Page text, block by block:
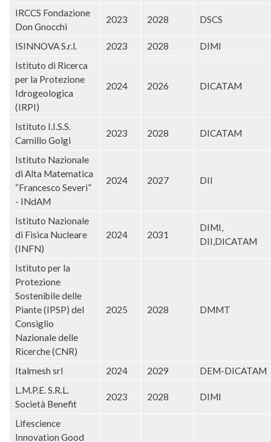
IRCCS Fondazione
Don Gnocchi
2023 2028 DSCS
ISINNOVA S.r.l. 2023 2028
DIMI
Istituto di Ricerca
per la Protezione
Idrogeologica
(IRPI)
2024 2026 DICATAM
Istituto I.I.S.S.
Camillo Golgi
2023 2028 DICATAM
Istituto Nazionale
di Alta Matematica
“Francesco Severi”
- INdAM
2024 2027 DII
Istituto Nazionale
di Fisica Nucleare
(INFN)
2024 2031
DIMI,
DII,DICATAM
Istituto per la
Protezione
Sostenibile delle
Piante (IPSP) del
Consiglio
Nazionale delle
Ricerche (CNR)
2025 2028 DMMT
Italmesh srl 2024 2029
DEM-DICATAM
L.M.P.E. S.R.L.
Società Benefit
2023 2028 DIMI
Lifescience
Innovation Good